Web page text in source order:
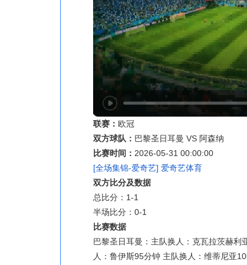
联赛： 欧冠
双方球队： 巴黎圣日耳曼 VS 阿森纳
比赛时间： 2026-05-31 00:00:00
[全场集锦-爱奇艺] 爱奇艺体育
双方比分及数据
总比分：1-1
半场比分：0-1
比赛数据
巴黎圣日耳曼：主队换人：克瓦拉茨赫
人：鲁伊斯95分钟 主队换人：维蒂尼亚